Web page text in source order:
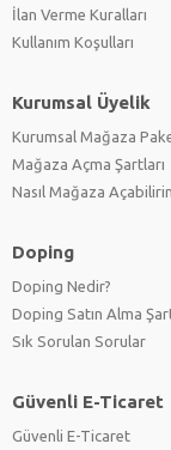
İlan Verme Kuralları
Kullanım Koşulları
Kurumsal Üyelik
Kurumsal Mağaza
Mağaza Açma Şartları
Nasıl Mağaza
Doping
Doping Nedir?
Doping Satın Alma
Sık Sorulan Sorular
Güvenli E-Ticaret
Güvenli E-Ticaret